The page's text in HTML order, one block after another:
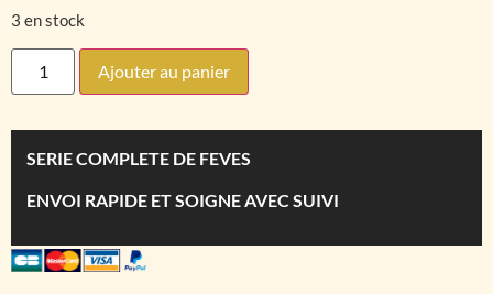
3 en stock
Ajouter au panier
SERIE COMPLETE DE FEVES
ENVOI RAPIDE ET SOIGNE AVEC SUIVI